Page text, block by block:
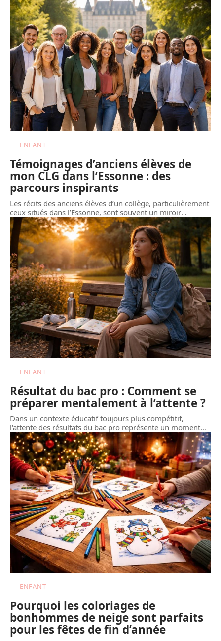
ENFANT
Témoignages d’anciens élèves de
mon CLG dans l’Essonne : des
parcours inspirants
Les récits des anciens élèves d’un collège, particulièrement
ceux situés dans l’Essonne, sont souvent un miroir…
ENFANT
Résultat du bac pro : Comment se
préparer mentalement à l’attente ?
Dans un contexte éducatif toujours plus compétitif,
l'attente des résultats du bac pro représente un moment…
ENFANT
Pourquoi les coloriages de
bonhommes de neige sont parfaits
pour les fêtes de fin d’année